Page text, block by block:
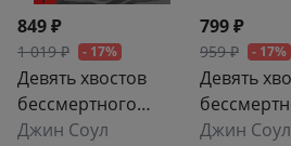
849 ₽
1 019 ₽ - 17%
Девять хвостов
бессмертного
мастера. Том 4
Джин Соул
799 ₽
959 ₽ - 17%
Девять
мастера.
Джин Соул